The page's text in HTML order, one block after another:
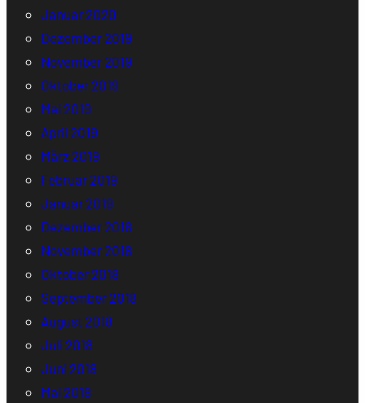
Januar 2020
Dezember 2019
November 2019
Oktober 2019
Mai 2019
April 2019
März 2019
Februar 2019
Januar 2019
Dezember 2018
November 2018
Oktober 2018
September 2018
August 2018
Juli 2018
Juni 2018
Mai 2018